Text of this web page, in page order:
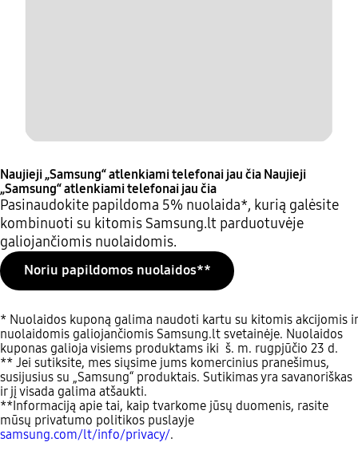
Naujieji „Samsung“ atlenkiami telefonai jau čia Naujieji
„Samsung“ atlenkiami telefonai jau čia
Pasinaudokite papildoma 5% nuolaida*, kurią galėsite
kombinuoti su kitomis Samsung.lt parduotuvėje
galiojančiomis nuolaidomis.
Noriu papildomos nuolaidos**
* Nuolaidos kuponą galima naudoti kartu su kitomis akcijomis ir
nuolaidomis galiojančiomis Samsung.lt svetainėje. Nuolaidos
kuponas galioja visiems produktams iki š. m. rugpjūčio 23 d.
** Jei sutiksite, mes siųsime jums komercinius pranešimus,
susijusius su „Samsung“ produktais. Sutikimas yra savanoriškas
ir jį visada galima atšaukti.
**Informaciją apie tai, kaip tvarkome jūsų duomenis, rasite
mūsų privatumo politikos puslayje
samsung.com/lt/info/privacy/.